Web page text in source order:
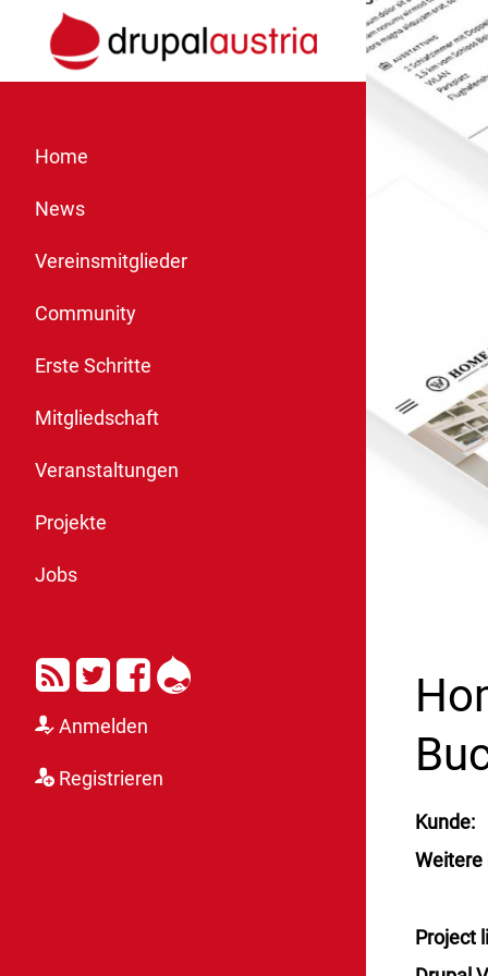
Home
News
Vereinsmitglieder
Community
Erste Schritte
Mitgliedschaft
Veranstaltungen
Projekte
Jobs
RSSTwitter
Facebook
Drupal
Anmelden
Registrieren
Kunde
Project